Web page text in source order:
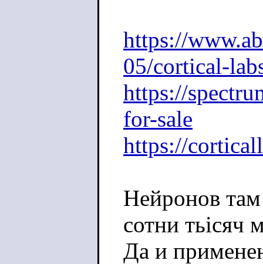
https://
05/cortical-
https://
for-sale
https://
Нейронов
сотни тьісяч
Да и